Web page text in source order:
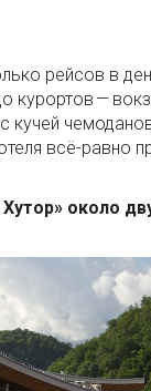
рейсов в
—
кучей
всё-равно
около